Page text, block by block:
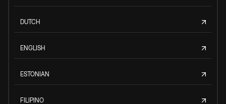
DUTCH
ENGLISH
ESTONIAN
FILIPINO